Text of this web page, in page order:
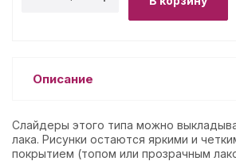
Описание
Слайдеры этого типа можно
лака. Рисунки остаются яркими и
покрытием (топом или прозрачным